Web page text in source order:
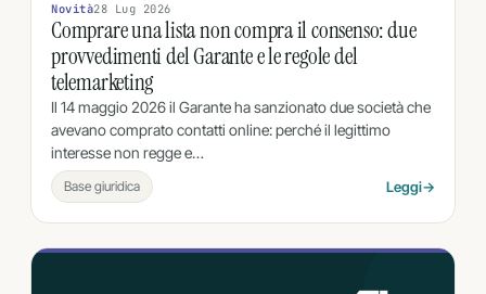
Novità28 Lug 2026
Comprare una lista non compra il consenso: due
provvedimenti del Garante e le regole del
telemarketing
Il 14 maggio 2026 il Garante ha sanzionato due società che
avevano comprato contatti online: perché il legittimo
interesse non regge e…
Base giuridica Leggi→